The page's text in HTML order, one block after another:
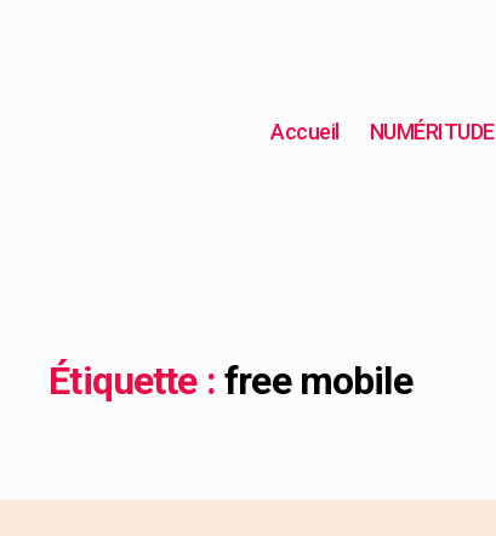
Accueil NUMÉRITUDE
Étiquette : free mobile